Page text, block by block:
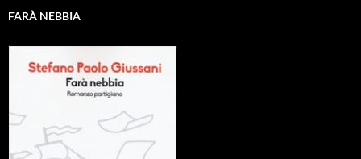
FARÀ NEBBIA